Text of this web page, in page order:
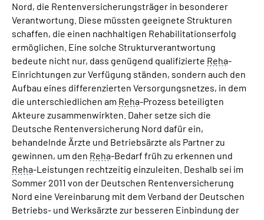
Nord, die Rentenversicherungsträger in besonderer
Verantwortung. Diese müssten geeignete Strukturen
schaffen, die einen nachhaltigen Rehabilitationserfolg
ermöglichen. Eine solche Strukturverantwortung
bedeute nicht nur, dass genügend qualifizierte Reha-
Einrichtungen zur Verfügung ständen, sondern auch den
Aufbau eines differenzierten Versorgungsnetzes, in dem
die unterschiedlichen am Reha-Prozess beteiligten
Akteure zusammenwirkten. Daher setze sich die
Deutsche Rentenversicherung Nord dafür ein,
behandelnde Ärzte und Betriebsärzte als Partner zu
gewinnen, um den Reha-Bedarf früh zu erkennen und
Reha-Leistungen rechtzeitig einzuleiten. Deshalb sei im
Sommer 2011 von der Deutschen Rentenversicherung
Nord eine Vereinbarung mit dem Verband der Deutschen
Betriebs- und Werksärzte zur besseren Einbindung der